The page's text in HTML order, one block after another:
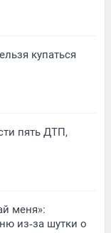
купаться
пять ДТП,
меня»:
из‑за шутки о